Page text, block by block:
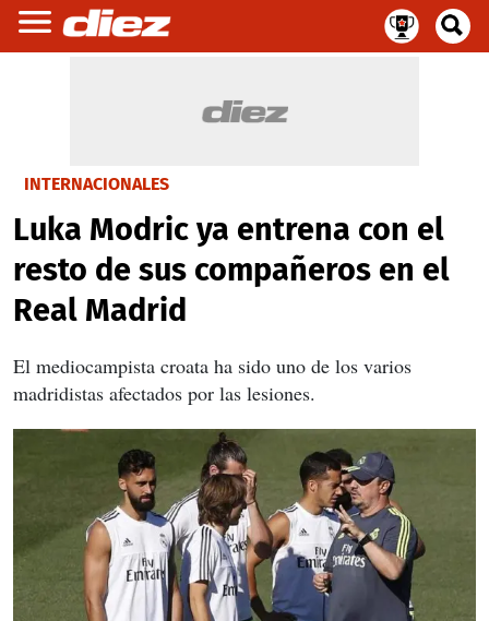
INTERNACIONALES
Luka Modric ya entrena con el
resto de sus compañeros en el
Real Madrid
El mediocampista croata ha sido uno de los varios
madridistas afectados por las lesiones.